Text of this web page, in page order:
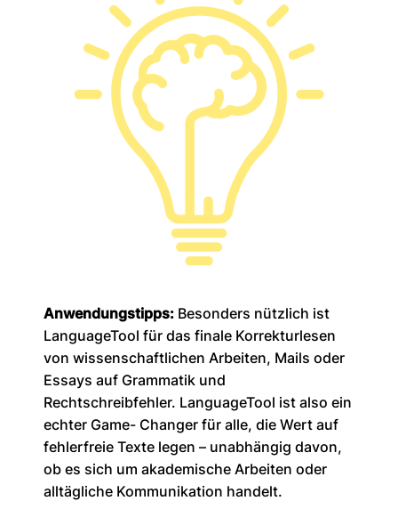
Anwendungstipps: Besonders nützlich ist
LanguageTool für das finale Korrekturlesen
von wissenschaftlichen Arbeiten, Mails oder
Essays auf Grammatik und
Rechtschreibfehler. LanguageTool ist also ein
echter Game- Changer für alle, die Wert auf
fehlerfreie Texte legen – unabhängig davon,
ob es sich um akademische Arbeiten oder
alltägliche Kommunikation handelt.